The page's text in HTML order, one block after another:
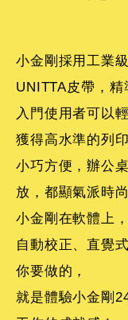
小金剛採用工業
UNITTA皮帶，精
入門使用者可以
獲得高水準的列
小巧方便，辦公
放，都顯氣派時尚
小金剛在軟體上
自動校正、直覺
你要做的，
就是體驗小金剛